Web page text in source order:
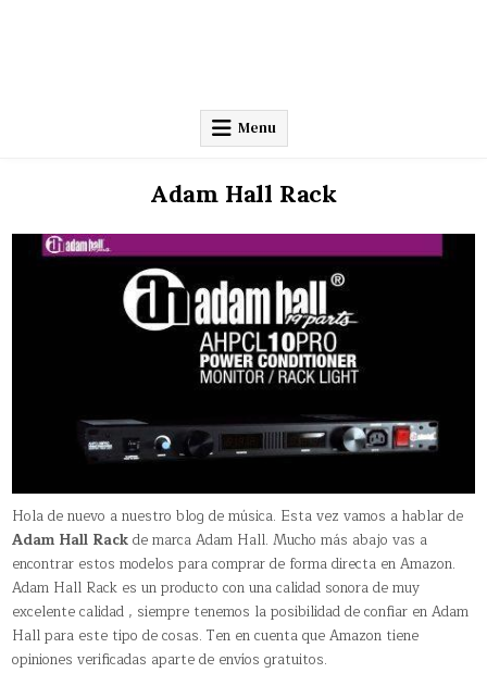
Menu
Adam Hall Rack
Hola de nuevo a nuestro blog de música. Esta vez vamos a hablar de
Adam Hall Rackde marca Adam Hall. Mucho más abajo vas a
encontrar estos modelos para comprar de forma directa en Amazon.
Adam Hall Rack es un producto con una calidad sonora de muy
excelente calidad , siempre tenemos la posibilidad de confiar en Adam
Hall para este tipo de cosas. Ten en cuenta que Amazon tiene
opiniones verificadas aparte de envíos gratuitos.